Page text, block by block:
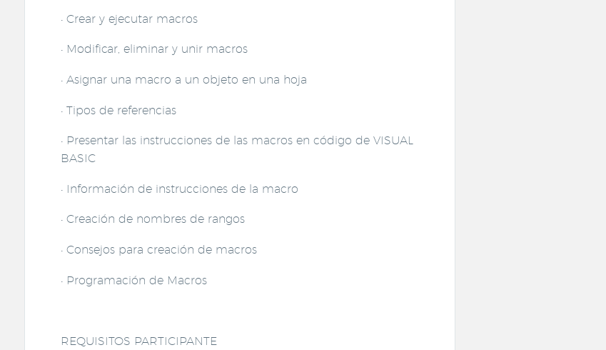
• Crear y ejecutar macros
• Modificar, eliminar y unir macros
• Asignar una macro a un objeto en una hoja
• Tipos de referencias
• Presentar las instrucciones de las macros en código de VISUAL
BASIC
• Información de instrucciones de la macro
• Creación de nombres de rangos
• Consejos para creación de macros
• Programación de Macros
REQUISITOS PARTICIPANTE